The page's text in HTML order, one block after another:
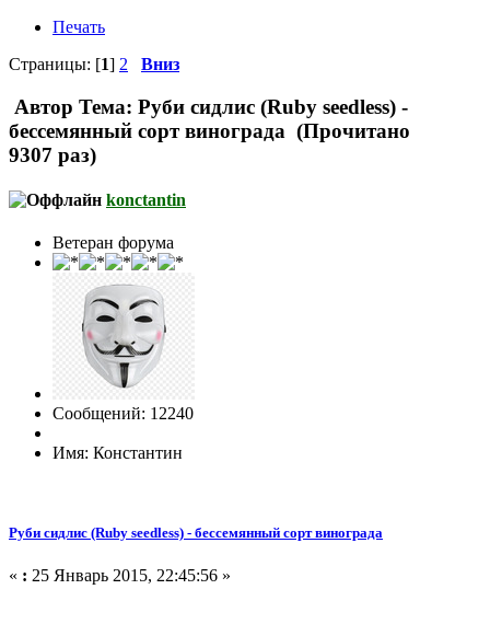
Печать
Страницы: [1] 2 Вниз
Автор Тема: Руби сидлис (Ruby seedless) -
бессемянный сорт винограда (Прочитано
9307 раз)
konctantin
Ветеран форума
Сообщений: 12240
Имя: Константин
Руби сидлис (Ruby seedless) - бессемянный сорт винограда
« : 25 Январь 2015, 22:45:56 »